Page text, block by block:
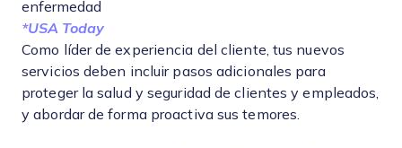
enfermedad
*USA Today
Como líder de experiencia del cliente, tus nuevos
servicios deben incluir pasos adicionales para
proteger la salud y seguridad de clientes y empleados,
y abordar de forma proactiva sus temores.